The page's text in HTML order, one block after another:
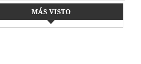
MÁS VISTO